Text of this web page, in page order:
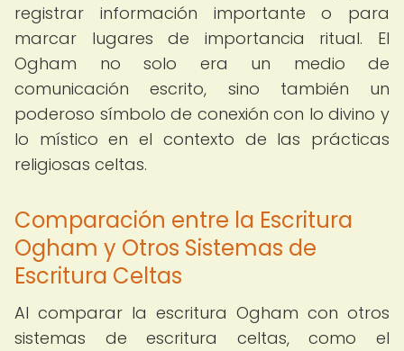
registrar información importante o para
marcar lugares de importancia ritual. El
Ogham no solo era un medio de
comunicación escrito, sino también un
poderoso símbolo de conexión con lo divino y
lo místico en el contexto de las prácticas
religiosas celtas.
Comparación entre la Escritura
Ogham y Otros Sistemas de
Escritura Celtas
Al comparar la escritura Ogham con otros
sistemas de escritura celtas, como el